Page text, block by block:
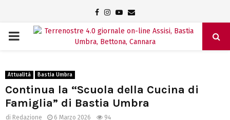
Facebook
Instagram
Youtube
Email
PRIMARY
Attualità Bastia Umbra
Continua la “Scuola della Cucina di
Famiglia” di Bastia Umbra
di Redazione 6 Marzo 2026 94